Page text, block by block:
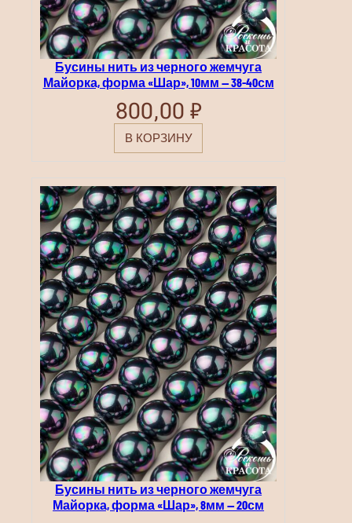
Бусины нить из черного жемчуга
Майорка, форма «Шар», 10мм — 38-40см
800,00₽
В КОРЗИНУ
Бусины нить из черного жемчуга
Майорка, форма «Шар», 8мм — 20см